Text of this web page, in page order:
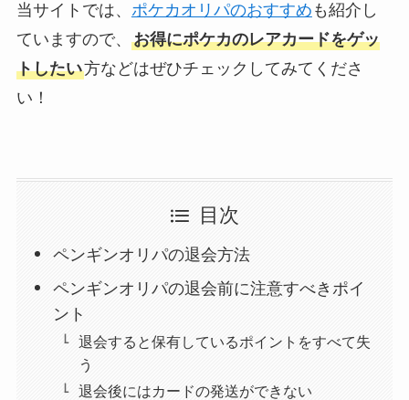
当サイトでは、 ポケカオリパのおすすめ も紹介し
ていますので、 お得にポケカのレアカードをゲッ
トしたい方などはぜひチェックしてみてくださ
い！
目次
ペンギンオリパの退会方法
ペンギンオリパの退会前に注意すべきポイ
ント
退会すると保有しているポイントをすべて失
う
退会後にはカードの発送ができない